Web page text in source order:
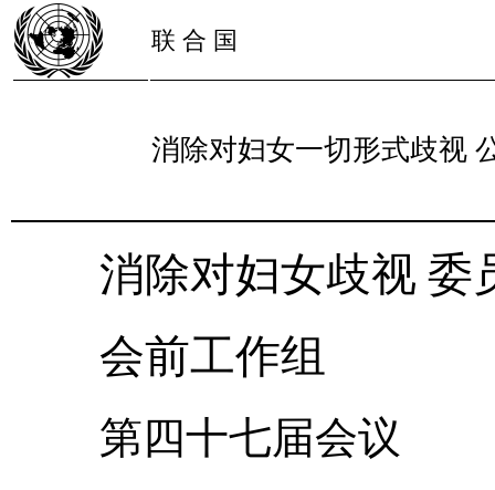
联 合 国
消除对妇女一切形式歧视
消除对妇女歧视 委
会前工作组
第四十七届会议